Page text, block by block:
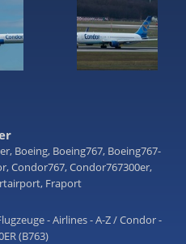
, Boeing, Boeing767, Boeing767-
,Condor767,Condor767300er,
, Fraport
- Airlines - A-Z/Condor -
(B763)